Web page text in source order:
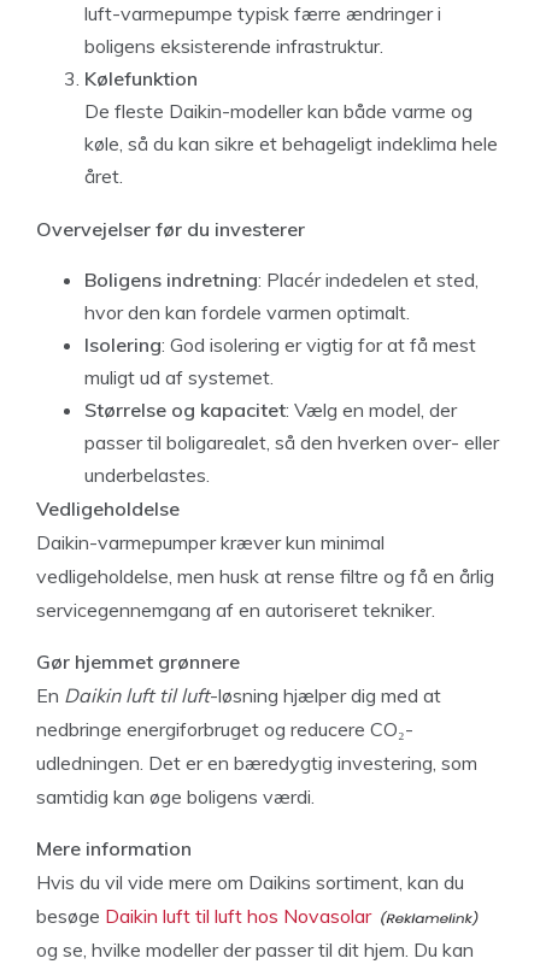
luft-varmepumpe typisk færre ændringer i
boligens eksisterende infrastruktur.
Kølefunktion
De fleste Daikin-modeller kan både varme og
køle, så du kan sikre et behageligt indeklima hele
året.
Overvejelser før du investerer
Boligens indretning: Placér indedelen et sted,
hvor den kan fordele varmen optimalt.
Isolering: God isolering er vigtig for at få mest
muligt ud af systemet.
Størrelse og kapacitet: Vælg en model, der
passer til boligarealet, så den hverken over- eller
underbelastes.
Vedligeholdelse
Daikin-varmepumper kræver kun minimal
vedligeholdelse, men husk at rense filtre og få en årlig
servicegennemgang af en autoriseret tekniker.
Gør hjemmet grønnere
En Daikin luft til luft-løsning hjælper dig med at
nedbringe energiforbruget og reducere CO₂-
udledningen. Det er en bæredygtig investering, som
samtidig kan øge boligens værdi.
Mere information
Hvis du vil vide mere om Daikins sortiment, kan du
besøge Daikin luft til luft hos Novasolar
og se, hvilke modeller der passer til dit hjem. Du kan